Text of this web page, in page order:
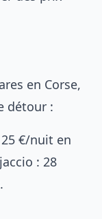
en Corse,
détour :
€/nuit en
: 28